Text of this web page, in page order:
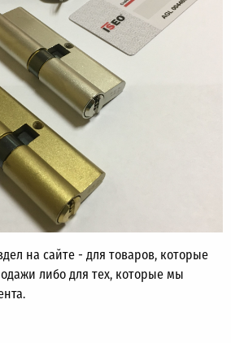
на сайте - для товаров, которые
либо для тех, которые мы